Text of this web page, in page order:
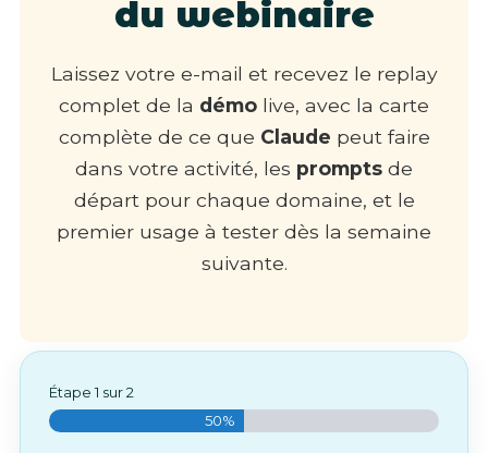
du webinaire
Laissez votre e-mail et recevez le replay
complet de la démo live, avec la carte
complète de ce que Claude peut faire
dans votre activité, les prompts de
départ pour chaque domaine, et le
premier usage à tester dès la semaine
suivante.
Étape1 sur2
50%